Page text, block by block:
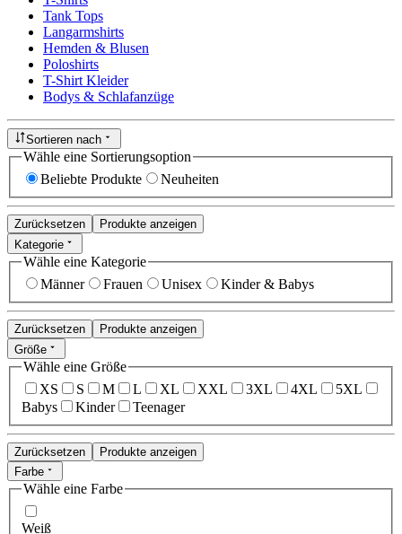
Tank Tops
Langarmshirts
Hemden & Blusen
Poloshirts
T-Shirt Kleider
Bodys & Schlafanzüge
Sortieren nach
Wähle eine Sortierungsoption
Beliebte Produkte
Neuheiten
Zurücksetzen
Produkte anzeigen
Kategorie
Wähle eine Kategorie
Männer
Frauen Unisex Kinder & Babys
Zurücksetzen
Produkte anzeigen
Größe
Wähle eine Größe
XS
S M L XL XXL 3XL 4XL
5XL
Babys
Kinder Teenager
Zurücksetzen
Produkte anzeigen
Farbe
Wähle eine Farbe
Weiß